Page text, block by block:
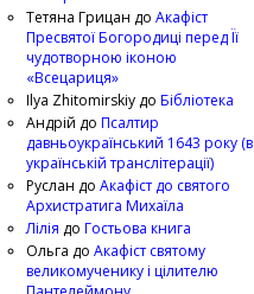
Тетяна Грицан до Акафіст
Пресвятої Богородиці перед Її
чудотворною іконою
«Всецариця»
Ilya Zhitomirskiy до Бібліотека
Андрій до Псалтир
давньоукраїнський 1643 року (в
українській транслітерації)
Руслан до Акафіст до святого
Архистратига Михаїла
Лілія до Гостьова книга
Ольга до Акафіст святому
великомученику і цілителю